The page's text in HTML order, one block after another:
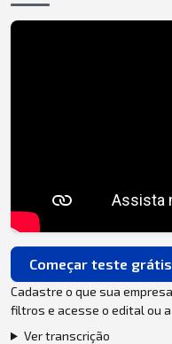
Começar teste grátis
Cadastre o que sua
filtros e acesse o edital ou
Ver transcrição